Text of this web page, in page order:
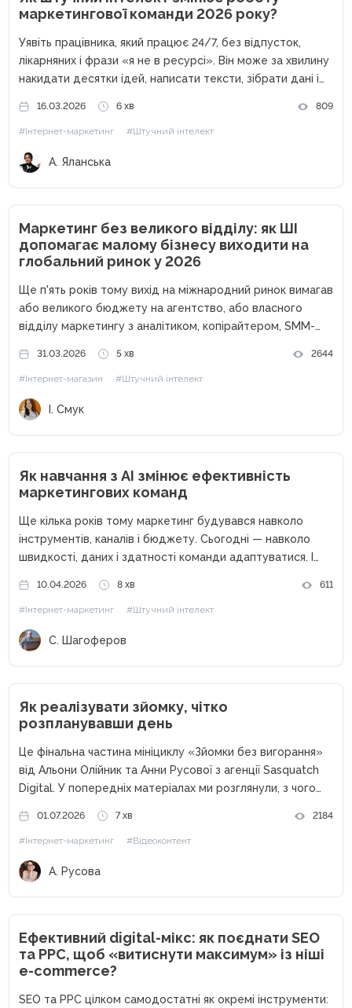
маркетингової команди 2026 року?
Уявіть працівника, який працює 24/7, без відпусток,
лікарняних і фрази «я не в ресурсі». Він може за хвилину
накидати десятки ідей, написати тексти, зібрати дані і
співробітник, правда? Перша думка, ChatGPT. Але
сьогодні...
16.03.2026 6 хв 809
#Інтернет-маркетинг #Штучний інтелект
А. Яланська
Маркетинг без великого відділу: як ШІ
допомагає малому бізнесу виходити на
глобальний ринок у 2026
Ще п'ять років тому вихід на міжнародний ринок вимагав
або великого бюджету на агентство, або власного
відділу маркетингу з аналітиком, копірайтером, SMM-
глобальні ринки як на щось недосяжне: надто дорого і
надто ризиковано. У...
31.03.2026 5 хв 2644
#Інтернет-магазин #Штучний інтелект
І. Смук
Як навчання з AI змінює ефективність
маркетингових команд
Ще кілька років тому маркетинг будувався навколо
інструментів, каналів і бюджету. Сьогодні — навколо
швидкості, даних і здатності команди адаптуватися. І
вже не виглядає як «експеримент» або «цікава
новинка». У багатьох...
10.04.2026 8 хв 611
#Інтернет-маркетинг #Штучний інтелект
С. Шагоферов
Як реалізувати зйомку, чітко
розпланувавши день
Це фінальна частина мініциклу «Зйомки без вигорання»
від Альони Олійник та Анни Русової з агенції Sasquatch
Digital. У попередніх матеріалах ми розглянули, з чого
мудборду. А також — як підготувати команду, реквізит,
локацію, не витративши...
01.07.2026 7 хв 2184
#Інтернет-маркетинг #Відеоконтент
А. Русова
Ефективний digital-мікс: як поєднати SEO
та PPC, щоб «витиснути максимум» із ніші
e-commerce?
SEO та PPC цілком самодостатні як окремі інструменти: